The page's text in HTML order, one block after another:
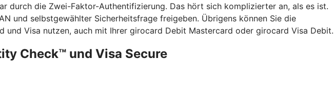
durch die Zwei-Faktor-Authentifizierung. Das hört sich komplizierter an, als es ist.
und selbstgewählter Sicherheitsfrage freigeben. Übrigens können Sie die
Visa nutzen, auch mit Ihrer girocard Debit Mastercard oder girocard Visa Debit.
Check™ und Visa Secure